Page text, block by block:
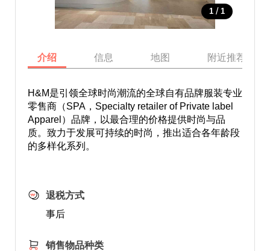
1 / 1
介绍 信息 地图 附近推荐景点
H&M是引领全球时尚潮流的全球自有品牌服装专业
零售商（SPA，Specialty retailer of Private label
Apparel）品牌，以最合理的价格提供时尚与品
质。致力于发展可持续的时尚，推出适合各年龄段
的多样化系列。
退税方式
事后
销售物品种类